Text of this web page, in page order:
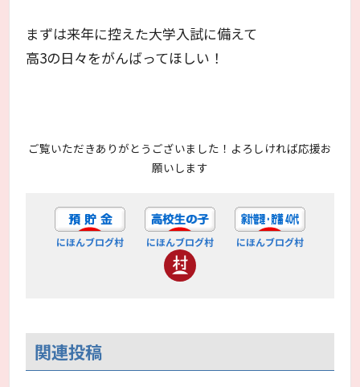
まずは来年に控えた大学入試に備えて
高3の日々をがんばってほしい！
ご覧いただきありがとうございました！よろしければ応援お
願いします
にほんブログ村 にほんブログ村 にほんブログ村
関連投稿